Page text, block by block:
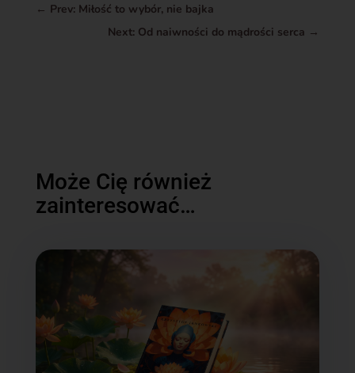
← Prev: Miłość to wybór, nie bajka
Next: Od naiwności do mądrości serca →
Może Cię również
zainteresować…